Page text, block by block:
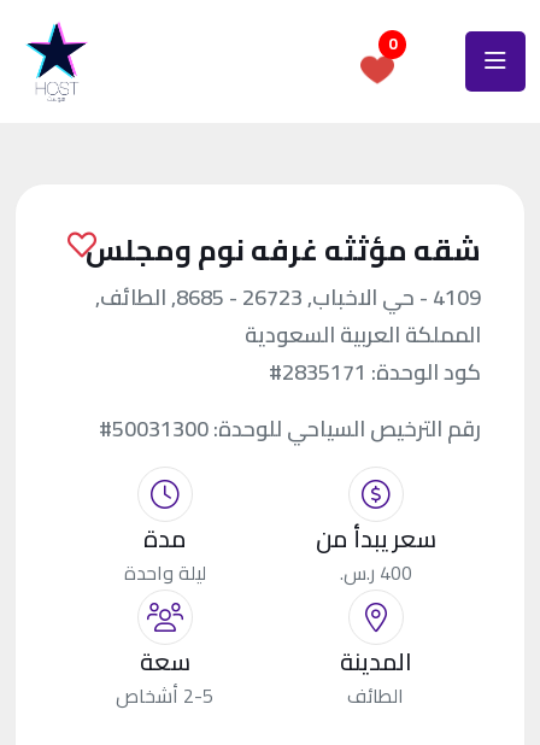
0
شقه مؤثثه غرفه نوم ومجلس
4109 - حي الاخباب, 26723 - 8685, الطائف,
المملكة العربية السعودية
كود الوحدة: #2835171
رقم الترخيص السياحي للوحدة:#50031300
سعر يبدأ من
400 ر.س.
مدة
ليلة واحدة
المدينة
الطائف
سعة
2-5 أشخاص